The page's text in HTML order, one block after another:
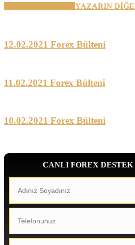
YAZARIN
12.02.2021 Forex Bülteni
11.02.2021 Forex Bülteni
10.02.2021 Forex Bülteni
CANLI FOREX